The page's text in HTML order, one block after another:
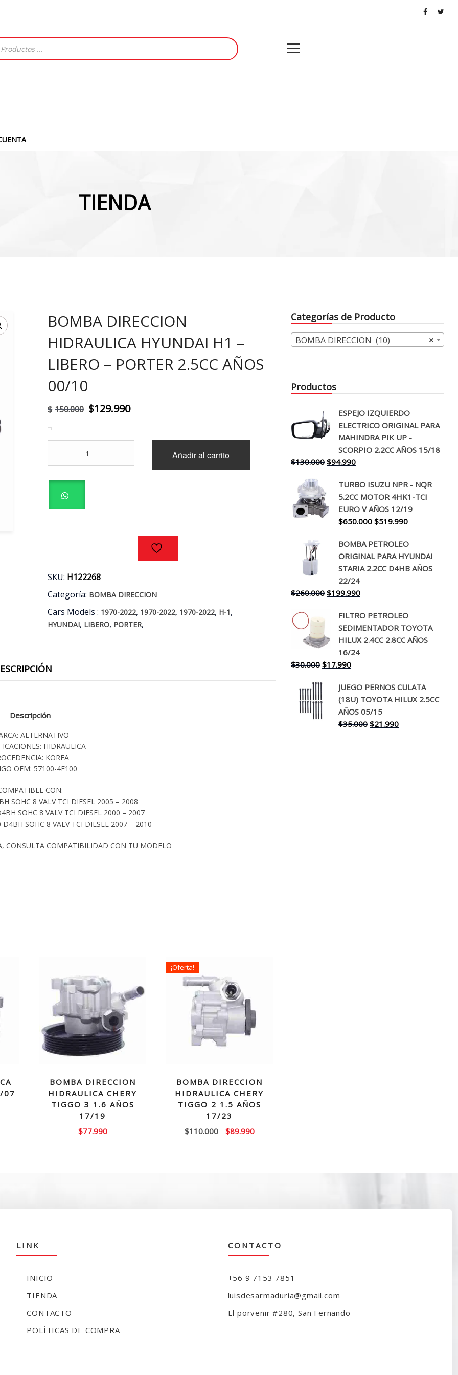
TIENDA
BOMBA DIRECCION
HIDRAULICA HYUNDAI H1 –
LIBERO – PORTER 2.5CC AÑOS
00/10
$ 150.000 El
original
$129.990El
actual
$129.990.
HIDRAULICA
HYUNDAI
LIBERO
cantidad
Añadir al carrito
SKU: H122268
Categoría: BOMBA DIRECCION
Cars Models : 1970-2022, 1970-2022, 1970-2022, H-1,
HYUNDAI, LIBERO, PORTER,
Descripción
ALTERNATIVO
HIDRAULICA
KOREA
OEM: 57100-4F100
CON:
SOHC 8 VALV TCI DIESEL 2005 – 2008
SOHC 8 VALV TCI DIESEL 2000 – 2007
SOHC 8 VALV TCI DIESEL 2007 – 2010
CONSULTA COMPATIBILIDAD CON TU MODELO
07
BOMBA DIRECCION
HIDRAULICA CHERY
TIGGO 3 1.6 AÑOS
17/19
$77.990
¡Oferta!
BOMBA DIRECCION
HIDRAULICA CHERY
TIGGO 2 1.5 AÑOS
17/23
$110.000
El
$89.990El
Categorías de Producto
×
BOMBA DIRECCION (10)
Productos
ESPEJO IZQUIERDO
ELECTRICO ORIGINAL PARA
MAHINDRA PIK UP -
SCORPIO 2.2CC AÑOS 15/18
$130.000 El
original
era:
$130.000.
$94.990El
actual
es:
$94.990.
TURBO ISUZU NPR - NQR
5.2CC MOTOR 4HK1-TCI
EURO V AÑOS 12/19
$650.000 El
original
era:
$650.000.
$519.990El
actual
es:
$519.990.
BOMBA PETROLEO
ORIGINAL PARA HYUNDAI
STARIA 2.2CC D4HB AÑOS
22/24
$260.000 El
original
era:
$260.000.
$199.990El
actual
es:
$199.990.
FILTRO PETROLEO
SEDIMENTADOR TOYOTA
HILUX 2.4CC 2.8CC AÑOS
16/24
$30.000 El
original
era:
$30.000.
$17.990El
actual
es:
$17.990.
JUEGO PERNOS CULATA
(18U) TOYOTA HILUX 2.5CC
AÑOS 05/15
$35.000 El
$21.990El
LINK
INICIO
TIENDA
CONTACTO
POLÍTICAS DE COMPRA
CONTACTO
+56 9 7153 7851
luisdesarmaduria@gmail.com
El porvenir #280, San Fernando